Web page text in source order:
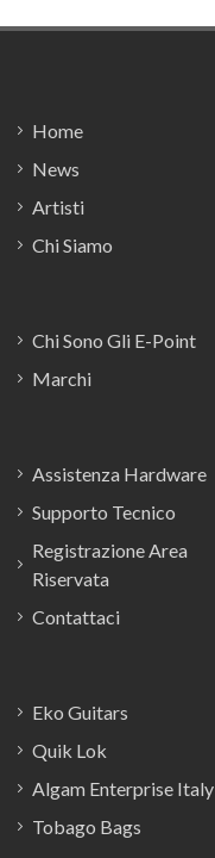
Home
News
Artisti
Chi Siamo
Chi Sono Gli E-Point
Marchi
Assistenza Hardware
Supporto Tecnico
Registrazione Area
Riservata
Contattaci
Eko Guitars
Quik Lok
Algam Enterprise Italy
Tobago Bags